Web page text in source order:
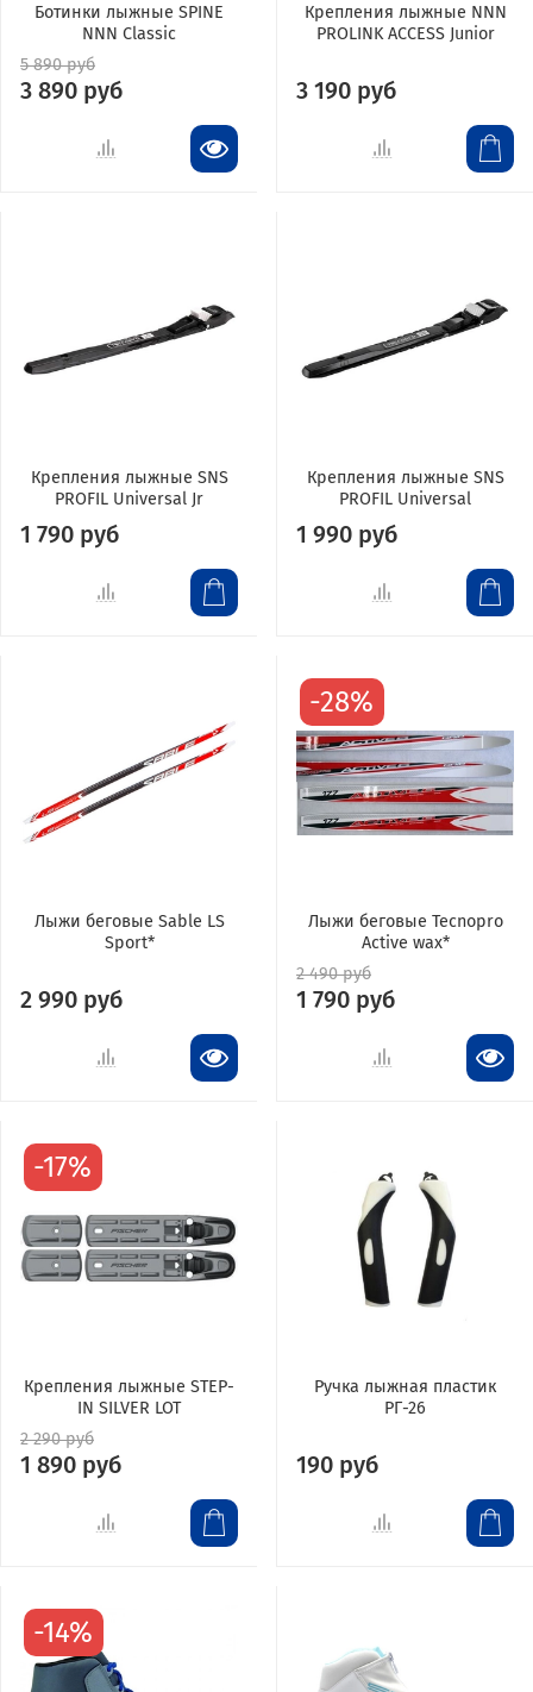
Ботинки лыжные SPINE
NNN Classic
5 890 руб
3 890 руб
Крепления лыжные NNN
PROLINK ACCESS Junior
3 190 руб
Крепления лыжные SNS
PROFIL Universal Jr
1 790 руб
Крепления лыжные SNS
PROFIL Universal
1 990 руб
Лыжи беговые Sable LS
Sport*
2 990 руб
-28%
Лыжи беговые Tecnopro
Active wax*
2 490 руб
1 790 руб
-17%
Крепления лыжные STEP-
IN SILVER LOT
2 290 руб
1 890 руб
Ручка лыжная пластик
РГ-26
190 руб
-14%